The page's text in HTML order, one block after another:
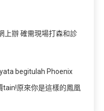
上辦 確需現場打森和診
begitulah Phoenix
tain!原來你是這樣的鳳凰